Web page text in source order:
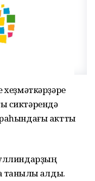
сиктәрендә
актты
алды.